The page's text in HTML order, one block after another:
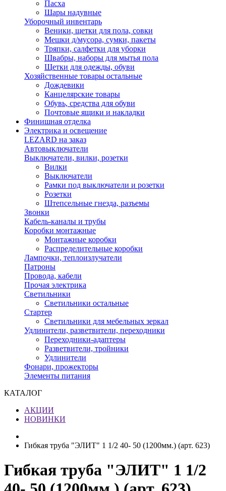
Пасха
Шары надувные
Уборочный инвентарь
Веники, щетки для пола, совки
Мешки д/мусора, сумки, пакеты
Тряпки, салфетки для уборки
Швабры, наборы для мытья пола
Щетки для одежды, обуви
Хозяйственные товары остальные
Дождевики
Канцелярские товары
Обувь, средства для обуви
Почтовые ящики и накладки
Финишная отделка
Электрика и освещение
LEZARD на заказ
Автовыключатели
Выключатели, вилки, розетки
Вилки
Выключатели
Рамки под выключатели и розетки
Розетки
Штепсельные гнезда, разъемы
Звонки
Кабель-каналы и трубы
Коробки монтажные
Монтажные коробки
Распределительные коробки
Лампочки, теплоизлучатели
Патроны
Провода, кабели
Прочая электрика
Светильники
Светильники остальные
Стартер
Светильники для мебельных зеркал
Удлинители, разветвители, переходники
Переходники-адаптеры
Разветвители, тройники
Удлинители
Фонари, прожекторы
Элементы питания
КАТАЛОГ
АКЦИИ
НОВИНКИ
Гибкая труба "ЭЛИТ" 1 1/2 40- 50 (1200мм.) (арт. 623)
Гибкая труба "ЭЛИТ" 1 1/2